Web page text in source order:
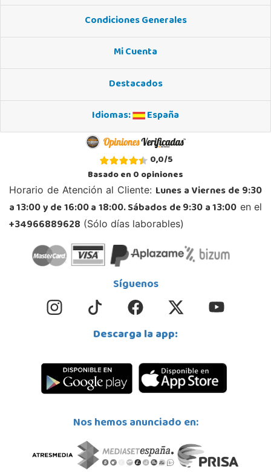
Condiciones Generales
Mi Cuenta
Destacados
Idiomas:
España
0,0/5
Basado en0opiniones
Horario de Atención al Cliente: Lunes a Viernes de 9:30
a 13:00 y de 16:00 a 18:00. Sábados de 9:30 a 13:00 en el
+34966889628 (Sólo días laborables)
Síguenos
Descarga la app:
Nos hemos anunciado en: